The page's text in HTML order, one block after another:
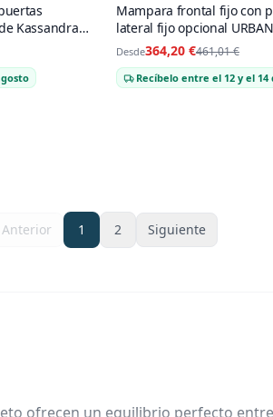
Kassandra
Mampara frontal fijo con
lateral fijo opcional
Bronce cepillado
Desde364,20 €461,01 €
Recíbelo entre el 12 y el 14
Anterior 1 2 Siguiente
ofrecen un equilibrio perfecto